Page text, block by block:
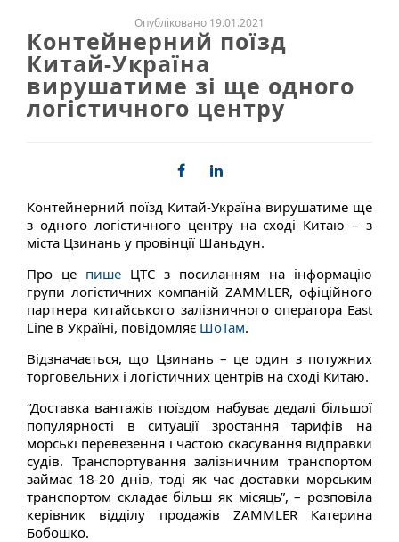
Опубліковано 19.01.2021
Контейнерний поїзд
Китай-Україна
вирушатиме зі ще одного
логістичного центру
Контейнерний поїзд Китай-Україна вирушатиме ще
з одного логістичного центру на сході Китаю – з
міста Цзинань у провінції Шаньдун.
Про це пише ЦТС з посиланням на інформацію
групи логістичних компаній ZAMMLER, офіційного
партнера китайського залізничного оператора East
Line в Україні, повідомляє ШоТам.
Відзначається, що Цзинань – це один з потужних
торговельних і логістичних центрів на сході Китаю.
“Доставка вантажів поїздом набуває дедалі більшої
популярності в ситуації зростання тарифів на
морські перевезення і частою скасування відправки
судів. Транспортування залізничним транспортом
займає 18-20 днів, тоді як час доставки морським
транспортом складає більш як місяць”, – розповіла
керівник відділу продажів ZAMMLER Катерина
Бобошко.